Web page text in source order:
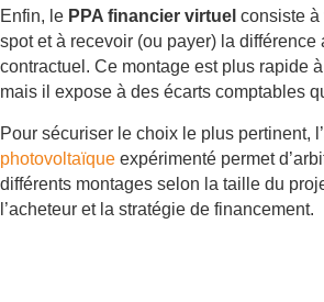
Enfin, le PPA financier virtuel consiste à
spot et à recevoir (ou payer) la différence
contractuel. Ce montage est plus rapide
mais il expose à des écarts comptables
Pour sécuriser le choix le plus pertinent,
photovoltaïque expérimenté permet
différents montages selon la taille du
l’acheteur et la stratégie de financement.